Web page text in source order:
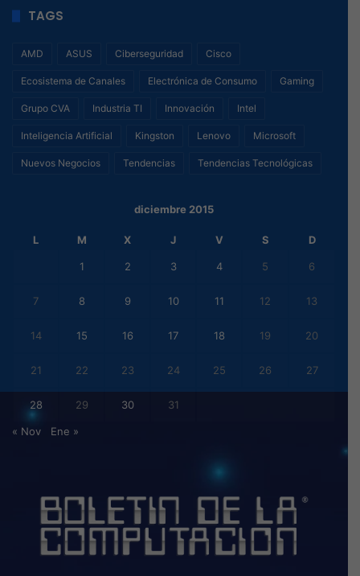
TAGS
AMD ASUS Ciberseguridad Cisco
Ecosistema de Canales Electrónica de Consumo Gaming
Grupo CVA Industria TI Innovación Intel
Inteligencia Artificial Kingston Lenovo Microsoft
Nuevos Negocios Tendencias Tendencias Tecnológicas
diciembre 2015
L M X J V S D
1 2 3 4 5 6
7 8 9 10 11 12 13
14 15 16 17 18 19 20
21 22 23 24 25 26 27
28 29 30 31
« Nov Ene »